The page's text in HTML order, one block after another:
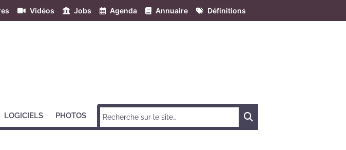
Vidéos Jobs Agenda Annuaire Définitions
LOGICIELS PHOTOS